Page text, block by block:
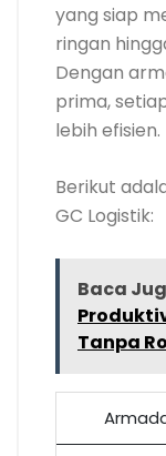
yang siap
ringan
Dengan
prima,
lebih efisien.
Berikut
GC Logistik:
Baca
Tanpa